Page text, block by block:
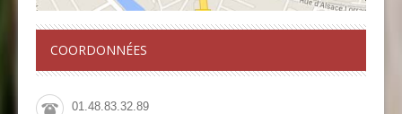
COORDONNÉES
01.48.83.32.89